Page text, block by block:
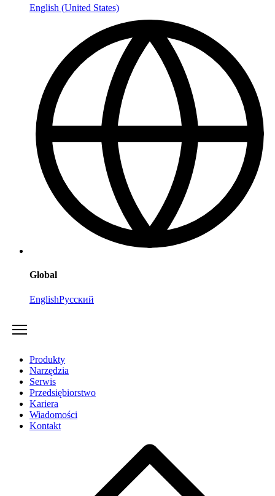
English (United States)
Global
EnglishРусский
Produkty
Narzędzia
Serwis
Przedsiębiorstwo
Kariera
Wiadomości
Kontakt